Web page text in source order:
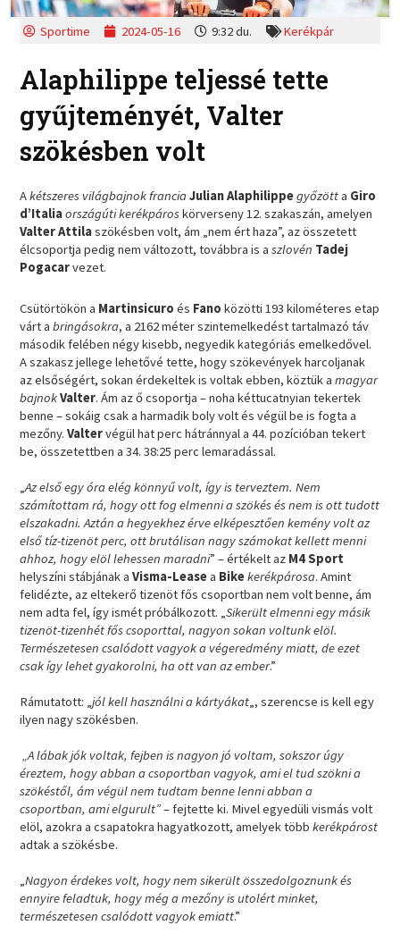
Sportime 2024-05-16 9:32 du. Kerékpár
Alaphilippe teljessé tette
gyűjteményét, Valter
szökésben volt
Akétszeres világbajnok franciaJulian Alaphilippegyőzötta Giro
d’Italiaországúti kerékpároskörverseny 12. szakaszán, amelyen
Valter Attilaszökésben volt, ám „nem ért haza”, az összetett
élcsoportja pedig nem változott, továbbra is aszlovén Tadej
Pogacarvezet.
Csütörtökön a Martinsicuroés Fanoközötti 193 kilométeres etap
várt abringásokra, a 2162 méter szintemelkedést tartalmazó táv
második felében négy kisebb, negyedik kategóriás emelkedővel.
A szakasz jellege lehetővé tette, hogy szökevények harcoljanak
az elsőségért, sokan érdekeltek is voltak ebben, köztük amagyar
bajnokValter. Ám az ő csoportja – noha kéttucatnyian tekertek
benne – sokáig csak a harmadik boly volt és végül be is fogta a
mezőny.Valtervégül hat perc hátránnyal a 44. pozícióban tekert
be, összetettben a 34. 38:25 perc lemaradással.
„Az első egy óra elég könnyű volt, így is terveztem. Nem
számítottam rá, hogy ott fog elmenni a szökés és nem is ott tudott
elszakadni. Aztán a hegyekhez érve elképesztően kemény volt az
első tíz-tizenöt perc, ott brutálisan nagy számokat kellett menni
ahhoz, hogy elöl lehessen maradni” – értékelt az M4 Sport
helyszíni stábjának aVisma-Leasea Bikekerékpárosa. Amint
felidézte, az eltekerő tizenöt fős csoportban nem volt benne, ám
nem adta fel, így ismét próbálkozott. „Sikerült elmenni egy másik
tizenöt-tizenhét fős csoporttal, nagyon sokan voltunk elöl.
Természetesen csalódott vagyok a végeredmény miatt, de ezet
csak így lehet gyakorolni, ha ott van az ember.”
Rámutatott: „jól kell használni a kártyákat„, szerencse is kell egy
ilyen nagy szökésben.
„A lábak jók voltak, fejben is nagyon jó voltam, sokszor úgy
éreztem, hogy abban a csoportban vagyok, ami el tud szökni a
szökéstől, ám végül nem tudtam benne lenni abban a
csoportban, ami elgurult”– fejtette ki. Mivel egyedüli vismás volt
elöl, azokra a csapatokra hagyatkozott, amelyek többkerékpárost
adtak a szökésbe.
„Nagyon érdekes volt, hogy nem sikerült összedolgoznunk és
ennyire feladtuk, hogy még a mezőny is utolért minket,
természetesen csalódott vagyok emiatt.”